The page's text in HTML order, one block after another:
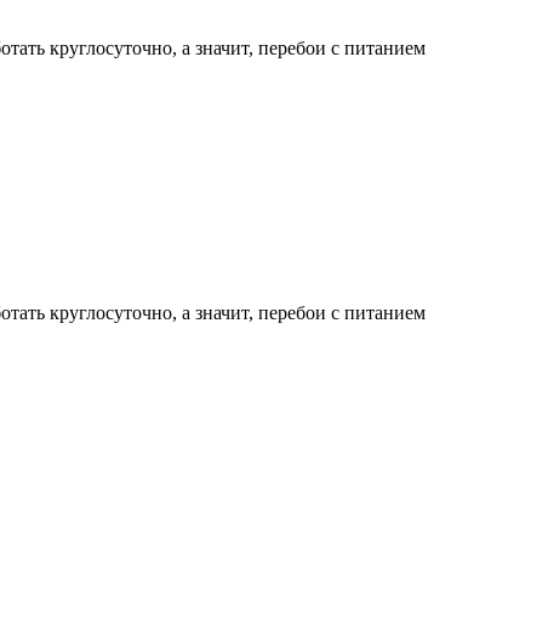
круглосуточно, а значит, перебои с питанием
круглосуточно, а значит, перебои с питанием